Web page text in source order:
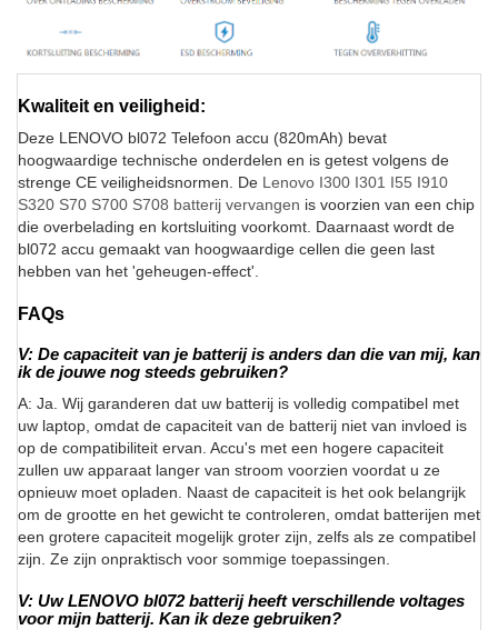
Kwaliteit en veiligheid:
Deze LENOVO bl072 Telefoon accu (820mAh) bevat
hoogwaardige technische onderdelen en is getest volgens de
strenge CE veiligheidsnormen. De Lenovo I300 I301 I55 I910
S320 S70 S700 S708 batterij vervangen is voorzien van een chip
die overbelading en kortsluiting voorkomt. Daarnaast wordt de
bl072 accu gemaakt van hoogwaardige cellen die geen last
hebben van het 'geheugen-effect'.
FAQs
V: De capaciteit van je batterij is anders dan die van mij, kan
ik de jouwe nog steeds gebruiken?
A: Ja. Wij garanderen dat uw batterij is volledig compatibel met
uw laptop, omdat de capaciteit van de batterij niet van invloed is
op de compatibiliteit ervan. Accu's met een hogere capaciteit
zullen uw apparaat langer van stroom voorzien voordat u ze
opnieuw moet opladen. Naast de capaciteit is het ook belangrijk
om de grootte en het gewicht te controleren, omdat batterijen met
een grotere capaciteit mogelijk groter zijn, zelfs als ze compatibel
zijn. Ze zijn onpraktisch voor sommige toepassingen.
V: Uw LENOVO bl072 batterij heeft verschillende voltages
voor mijn batterij. Kan ik deze gebruiken?